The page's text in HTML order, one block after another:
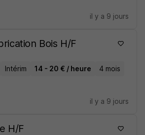
il y a 9 jours
Bois H/F
Intérim 14 - 20 € / heure 4 mois
il y a 9 jours
H/F